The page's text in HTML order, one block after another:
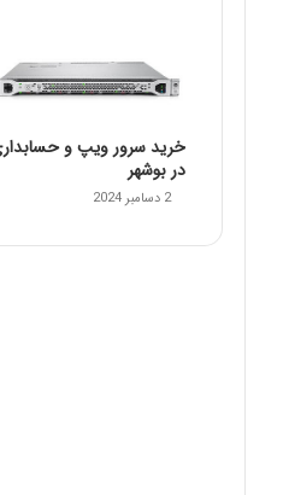
خرید سرور ویپ و
در بوشهر
2 دسامبر 2024